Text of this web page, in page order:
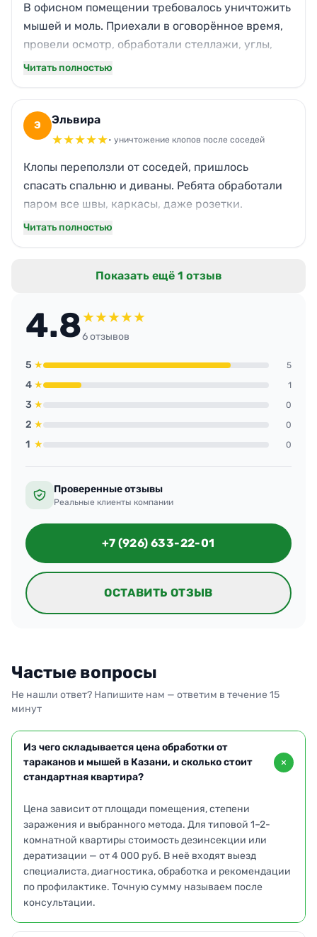
В офисном помещении требовалось уничтожить
мышей и моль. Приехали в оговорённое время,
провели осмотр, обработали стеллажи, углы,
вентиляцию. Никакого запаха химии,
Рекомендую деловой подход и чёткие сроки.
Читать полностью
Э Эльвира
★★★★★• уничтожение клопов после соседей
Клопы переползли от соседей, пришлось
спасать спальню и диваны. Ребята обработали
паром все швы, каркасы, даже розетки.
Предупредили, что может быть лёгкий запах, и
спокойно. Мебель не пострадала. Спасибо за
Читать полностью
Показать ещё 1 отзыв
4.8★★★★★
6 отзывов
5 ★ 5
4 ★ 1
3 ★ 0
2 ★ 0
1 ★ 0
Проверенные отзывы
Реальные клиенты компании
+7 (926) 633-22-01
ОСТАВИТЬ ОТЗЫВ
Частые вопросы
Не нашли ответ? Напишите нам — ответим в течение 15
минут
Из чего складывается цена обработки от
тараканов и мышей в Казани, и сколько стоит
стандартная квартира?
Цена зависит от площади помещения, степени
заражения и выбранного метода. Для типовой 1–2-
комнатной квартиры стоимость дезинсекции или
дератизации — от 4 000 руб. В неё входят выезд
специалиста, диагностика, обработка и рекомендации
по профилактике. Точную сумму называем после
консультации.